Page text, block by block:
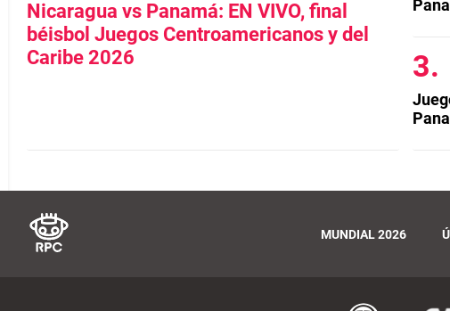
Nicaragua vs Panamá: EN VIVO, final
béisbol Juegos Centroamericanos y del
Caribe 2026
MUNDIAL 2026